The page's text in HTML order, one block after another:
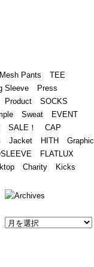
Pants
TEE
Sleeve
Press
Product
SOCKS
Sweat
EVENT
SALE！
CAP
Jacket HITH
Graphic
FLATLUX
Charity Kicks